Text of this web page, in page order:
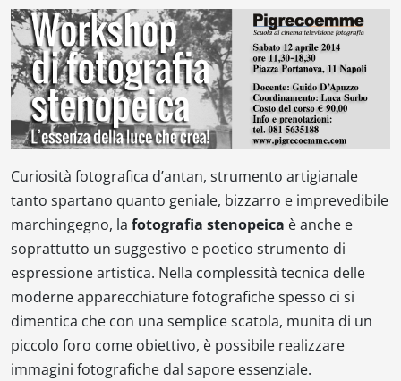
Curiosità fotografica d’antan, strumento artigianale
tanto spartano quanto geniale, bizzarro e imprevedibile
marchingegno, la fotografia stenopeica è anche e
soprattutto un suggestivo e poetico strumento di
espressione artistica. Nella complessità tecnica delle
moderne apparecchiature fotografiche spesso ci si
dimentica che con una semplice scatola, munita di un
piccolo foro come obiettivo, è possibile realizzare
immagini fotografiche dal sapore essenziale.